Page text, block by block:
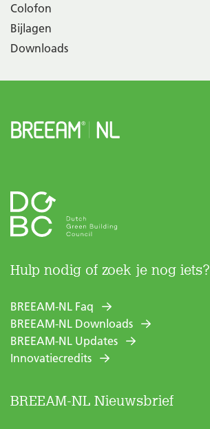
Colofon
Bijlagen
Downloads
Hulp nodig of zoek je nog iets?
BREEAM-NL Faq
BREEAM-NL Downloads
BREEAM-NL Updates
Innovatiecredits
BREEAM-NL Nieuwsbrief